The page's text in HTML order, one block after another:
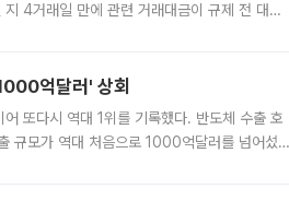
4거래일 만에 관련 거래대금이 규제 전 대비
억달러' 상회
또다시 역대 1위를 기록했다. 반도체 수출 호
규모가 역대 처음으로 1000억달러를 넘어섰